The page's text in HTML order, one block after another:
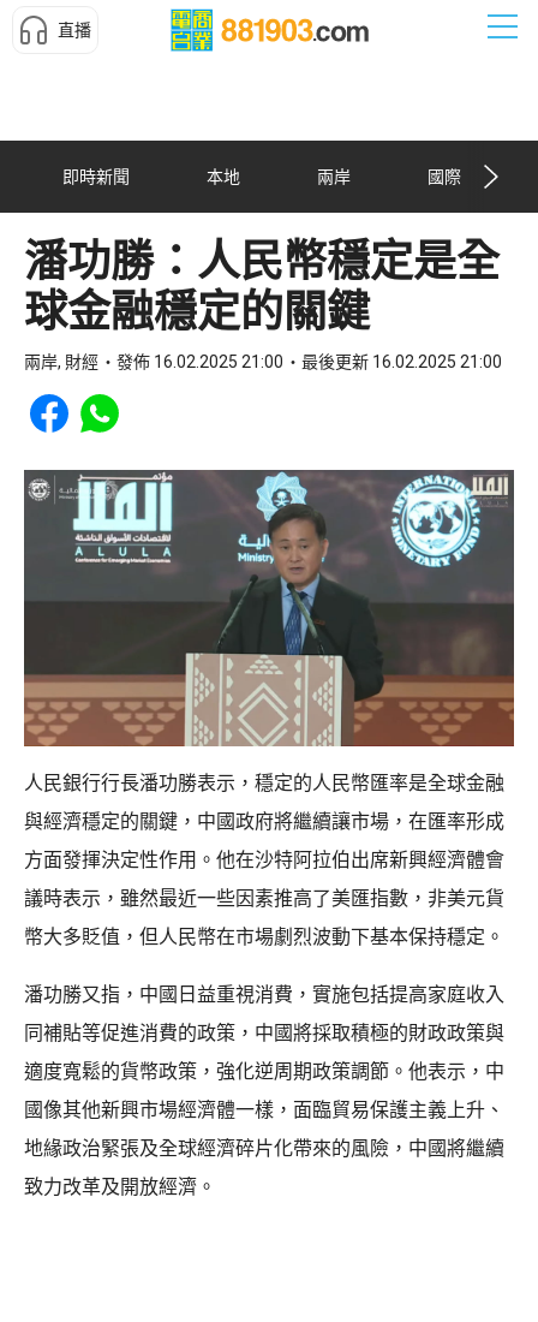
直播
即時新聞 本地 兩岸 國際
潘功勝：人民幣穩定是全
球金融穩定的關鍵
兩岸, 財經 發佈 16.02.2025 21:00 最後更新 16.02.2025 21:00
Share to Facebook
Share to WhatsApp
人民銀行行長潘功勝表示，穩定的人民幣匯率是全球金融
與經濟穩定的關鍵，中國政府將繼續讓市場，在匯率形成
方面發揮決定性作用。他在沙特阿拉伯出席新興經濟體會
議時表示，雖然最近一些因素推高了美匯指數，非美元貨
幣大多貶值，但人民幣在市場劇烈波動下基本保持穩定。
潘功勝又指，中國日益重視消費，實施包括提高家庭收入
同補貼等促進消費的政策，中國將採取積極的財政政策與
適度寬鬆的貨幣政策，強化逆周期政策調節。他表示，中
國像其他新興市場經濟體一樣，面臨貿易保護主義上升、
地緣政治緊張及全球經濟碎片化帶來的風險，中國將繼續
致力改革及開放經濟。